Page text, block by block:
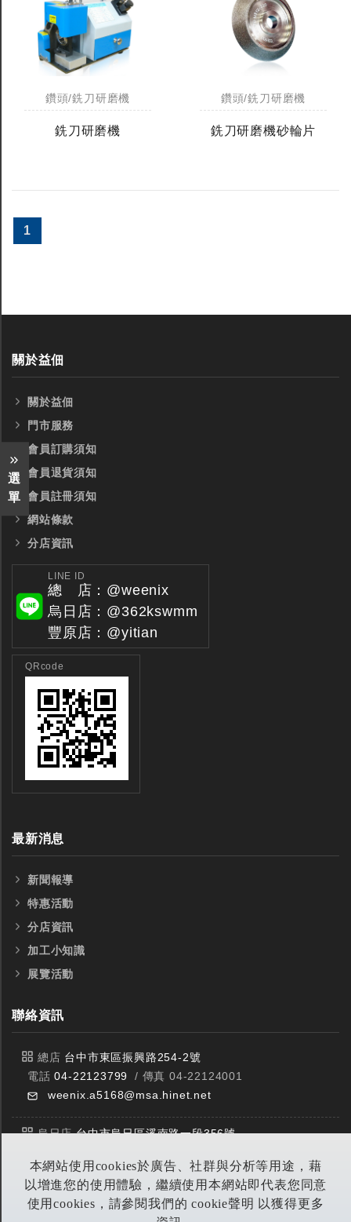
本網站使用cookies於廣告、社群與分析等用途，藉
以增進您的使用體驗，繼續使用本網站即代表您同意
使用cookies，請參閱我們的 cookie聲明 以獲得更多
選
單
台製WEENIX四刃全鎢鋼銑刀
鑽頭/銑刀研磨機
銑刀研磨機
鑽頭/銑刀研磨機
銑刀研磨機砂輪片
1
關於益佃
關於益佃
門市服務
會員訂購須知
會員退貨須知
會員註冊須知
網站條款
分店資訊
LINE ID
總 店：@weenix
烏日店：@362kswmm
豐原店：@yitian
QRcode
最新消息
新聞報導
特惠活動
分店資訊
加工小知識
展覽活動
聯絡資訊
總店 台中市東區振興路254-2號
電話04-22123799
/ 傳真 04-22124001
weenix.a5168@msa.hinet.net
烏日店台中市烏日區溪南路一段356號
豐原店台中市潭子區中山路三段303號
電話04-25314953 / 傳真 04-25314290